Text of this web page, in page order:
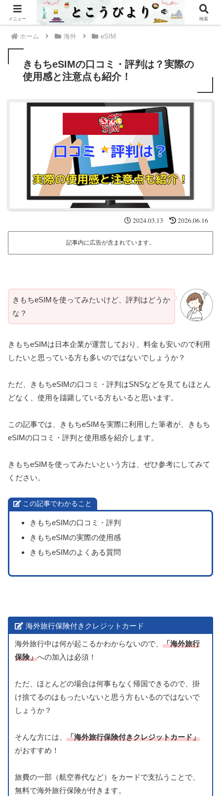
PR
ホーム 海外 eSIM
きもちeSIMの口コミ・評判は？実際の
使用感と注意点も紹介！
2024.03.13 2026.06.16
記事内に広告が含まれています。
きもちeSIMを使ってみたいけど、評判はどうか
な？
きもちeSIMは日本企業が運営しており、料金も安いので利用
したいと思っている方も多いのではないでしょうか？
ただ、きもちeSIMの口コミ・評判はSNSなどを見てもほとん
どなく、使用を躊躇している方もいると思います。
この記事では、きもちeSIMを実際に利用した筆者が、きもち
eSIMの口コミ・評判と使用感を紹介します。
きもちeSIMを使ってみたいという方は、ぜひ参考にしてみて
ください。
この記事でわかること
きもちeSIMの口コミ・評判
きもちeSIMの実際の使用感
きもちeSIMのよくある質問
海外旅行保険付きクレジットカード
海外旅行中は何が起こるかわからないので、 「海外旅行
保険」への加入は必須！
ただ、ほとんどの場合は何事もなく帰国できるので、掛
け捨てるのはもったいないと思う方もいるのではないで
しょうか？
そんな方には、 「海外旅行保険付きクレジットカード」
がおすすめ！
旅費の一部（航空券代など）をカードで支払うことで、
無料で海外旅行保険が付きます。
メニュー 検索